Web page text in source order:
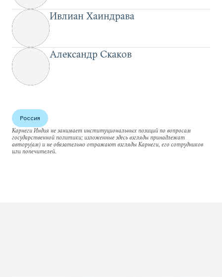
Ивлиан Хаиндрава
Александр Скаков
Россия
Карнеги Индия не занимает институциональных позиций по вопросам
государственной политики; изложенные здесь взгляды принадлежат
автору(ам) и не обязательно отражают взгляды Карнеги, его сотрудников
или попечителей.